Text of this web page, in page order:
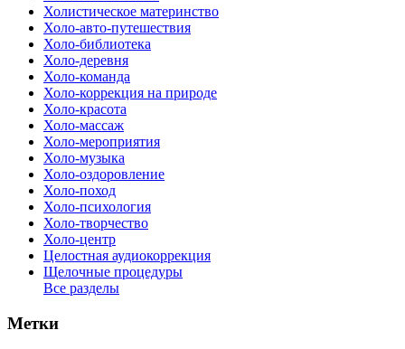
Холистическое материнство
Холо-авто-путешествия
Холо-библиотека
Холо-деревня
Холо-команда
Холо-коррекция на природе
Холо-красота
Холо-массаж
Холо-мероприятия
Холо-музыка
Холо-оздоровление
Холо-поход
Холо-психология
Холо-творчество
Холо-центр
Целостная аудиокоррекция
Щелочные процедуры
Все разделы
Метки